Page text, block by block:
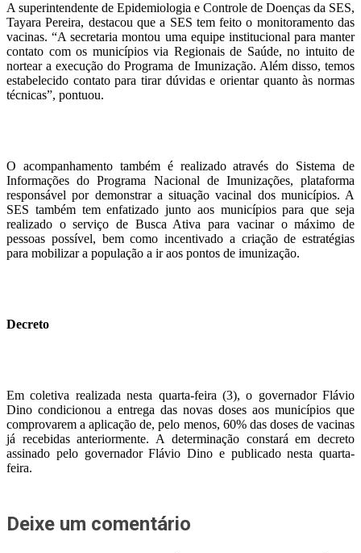
A superintendente de Epidemiologia e Controle de Doenças da SES,
Tayara Pereira, destacou que a SES tem feito o monitoramento das
vacinas. “A secretaria montou uma equipe institucional para manter
contato com os municípios via Regionais de Saúde, no intuito de
nortear a execução do Programa de Imunização. Além disso, temos
estabelecido contato para tirar dúvidas e orientar quanto às normas
técnicas”, pontuou.
O acompanhamento também é realizado através do Sistema de
Informações do Programa Nacional de Imunizações, plataforma
responsável por demonstrar a situação vacinal dos municípios. A
SES também tem enfatizado junto aos municípios para que seja
realizado o serviço de Busca Ativa para vacinar o máximo de
pessoas possível, bem como incentivado a criação de estratégias
para mobilizar a população a ir aos pontos de imunização.
Decreto
Em coletiva realizada nesta quarta-feira (3), o governador Flávio
Dino condicionou a entrega das novas doses aos municípios que
comprovarem a aplicação de, pelo menos, 60% das doses de vacinas
já recebidas anteriormente. A determinação constará em decreto
assinado pelo governador Flávio Dino e publicado nesta quarta-
feira.
Deixe um comentário